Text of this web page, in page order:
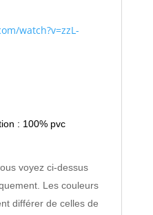
watch?v=zzL-
: 100% pvc
voyez ci-dessus
Les couleurs
différer de celles de